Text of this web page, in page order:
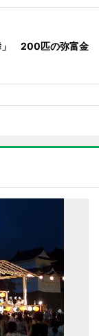
」 200匹の弥富金